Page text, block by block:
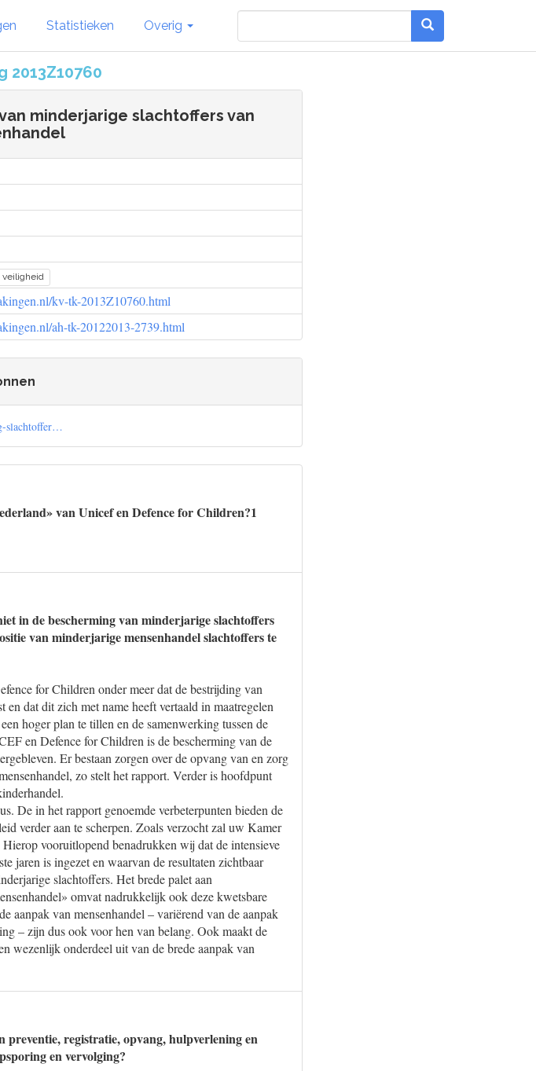
Statistieken Overig
2013Z10760
minderjarige slachtoffers van
veiligheid
kv-tk-2013Z10760.html
ah-tk-20122013-2739.html
slachtoffer…
van Unicef en Defence for Children?1
in de bescherming van minderjarige slachtoffers
van minderjarige mensenhandel slachtoffers te
for Children onder meer dat de bestrijding van
dat dit zich met name heeft vertaald in maatregelen
hoger plan te tillen en de samenwerking tussen de
en Defence for Children is de bescherming van de
Er bestaan zorgen over de opvang van en zorg
zo stelt het rapport. Verder is hoofdpunt
De in het rapport genoemde verbeterpunten bieden de
verder aan te scherpen. Zoals verzocht zal uw Kamer
vooruitlopend benadrukken wij dat de intensieve
jaren is ingezet en waarvan de resultaten zichtbaar
slachtoffers. Het brede palet aan
omvat nadrukkelijk ook deze kwetsbare
aanpak van mensenhandel – variërend van de aanpak
– zijn dus ook voor hen van belang. Ook maakt de
wezenlijk onderdeel uit van de brede aanpak van
preventie, registratie, opvang, hulpverlening en
en vervolging?